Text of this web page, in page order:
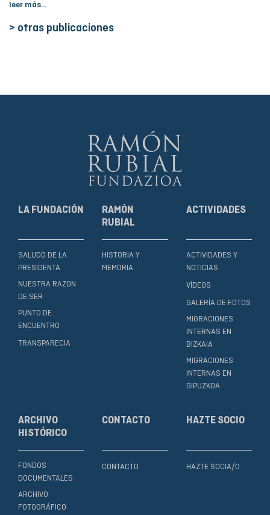
leer más...
> otras publicaciones
LA FUNDACIÓN
SALUDO DE LA
PRESIDENTA
NUESTRA RAZON
DE SER
PUNTO DE
ENCUENTRO
TRANSPARECIA
RAMÓN
RUBIAL
HISTORIA Y
MEMORIA
ACTIVIDADES
ACTIVIDADES Y
NOTICIAS
VÍDEOS
GALERÍA DE FOTOS
MIGRACIONES
INTERNAS EN
BIZKAIA
MIGRACIONES
INTERNAS EN
GIPUZKOA
ARCHIVO
HISTÓRICO
FONDOS
DOCUMENTALES
ARCHIVO
FOTOGRÁFICO
CONTACTO
CONTACTO
HAZTE SOCIO
HAZTE SOCIA/O